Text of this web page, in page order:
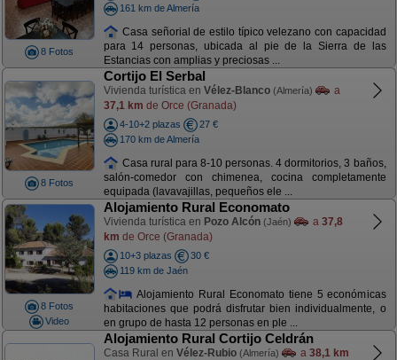
8 Fotos
161 km de Almería
Casa señorial de estilo típico velezano con capacidad
para 14 personas, ubicada al pie de la Sierra de las
Estancias con amplias y preciosas ...
8 Fotos
Cortijo El Serbal
Vivienda turística en Vélez-Blanco (Almería)
a
37,1 km de Orce (Granada)
4-10+2 plazas
27 €
170 km de Almería
Casa rural para 8-10 personas. 4 dormitorios, 3 baños,
salón-comedor con chimenea, cocina completamente
equipada (lavavajillas, pequeños ele ...
8 Fotos
Video
Alojamiento Rural Economato
Vivienda turística en Pozo Alcón (Jaén) a 37,8
km de Orce (Granada)
10+3 plazas
30 €
119 km de Jaén
Alojamiento Rural Economato tiene 5 económicas
habitaciones que podrá disfrutar bien individualmente, o
en grupo de hasta 12 personas en ple ...
Alojamiento Rural Cortijo Celdrán
Casa Rural en Vélez-Rubio (Almería) a 38,1 km